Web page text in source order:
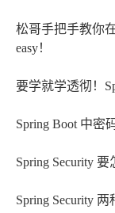
松哥手把手教你
easy！
要学就学透彻！
Spring Boot 中密
Spring Security
Spring Security